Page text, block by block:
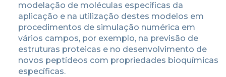
modelação de moléculas específicas da
aplicação e na utilização destes modelos em
procedimentos de simulação numérica em
vários campos, por exemplo, na previsão de
estruturas proteicas e no desenvolvimento de
novos peptídeos com propriedades bioquímicas
específicas.